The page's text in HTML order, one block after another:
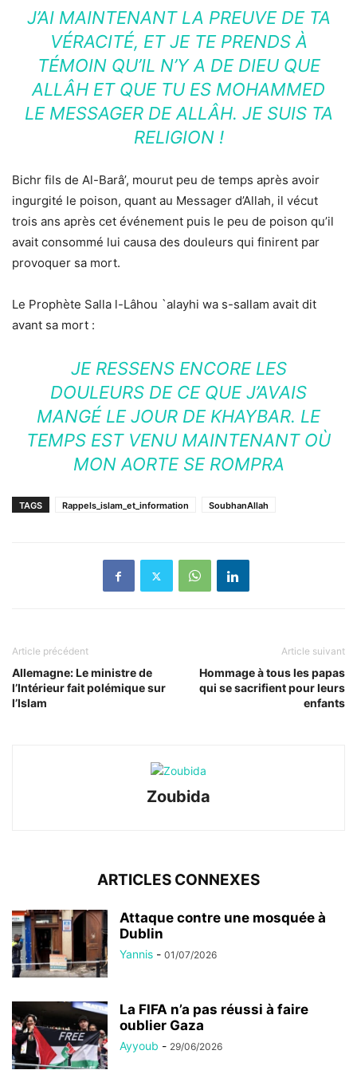
J’AI MAINTENANT LA PREUVE DE TA
VÉRACITÉ, ET JE TE PRENDS À
TÉMOIN QU’IL N’Y A DE DIEU QUE
ALLÂH ET QUE TU ES MOHAMMED
LE MESSAGER DE ALLÂH. JE SUIS TA
RELIGION !
Bichr fils de Al-Barâ’, mourut peu de temps après avoir
ingurgité le poison, quant au Messager d’Allah, il vécut
trois ans après cet événement puis le peu de poison qu’il
avait consommé lui causa des douleurs qui finirent par
provoquer sa mort.
Le Prophète Salla l-Lâhou `alayhi wa s-sallam avait dit
avant sa mort :
JE RESSENS ENCORE LES
DOULEURS DE CE QUE J’AVAIS
MANGÉ LE JOUR DE KHAYBAR. LE
TEMPS EST VENU MAINTENANT OÙ
MON AORTE SE ROMPRA
TAGS Rappels_islam_et_information SoubhanAllah
Article précédent
Allemagne: Le ministre de
l’Intérieur fait polémique sur
l’Islam
Article suivant
Hommage à tous les papas
qui se sacrifient pour leurs
enfants
Zoubida
ARTICLES CONNEXES
Attaque contre une mosquée à
Dublin
Yannis - 01/07/2026
La FIFA n’a pas réussi à faire
oublier Gaza
Ayyoub - 29/06/2026